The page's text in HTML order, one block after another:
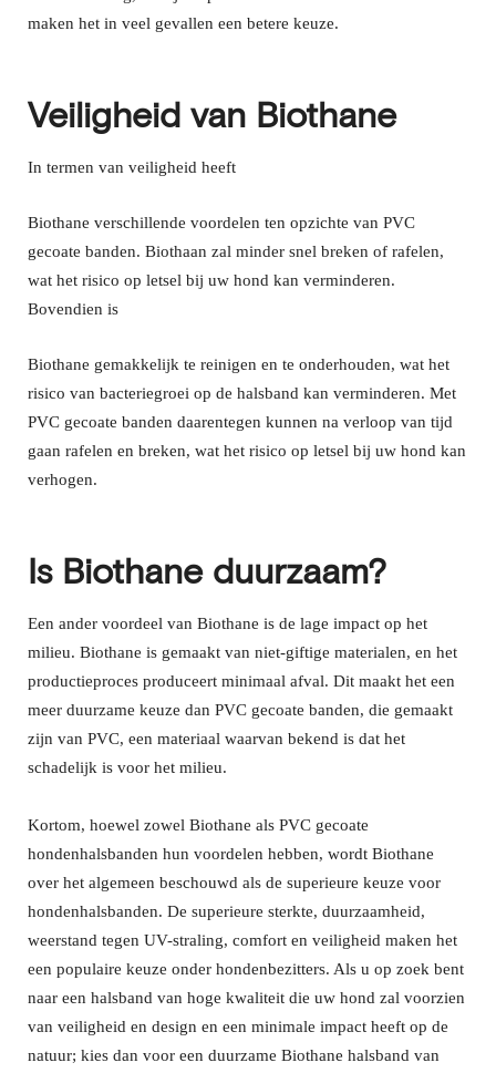
maken het in veel gevallen een betere keuze.
Veiligheid van Biothane
In termen van veiligheid heeft
Biothane verschillende voordelen ten opzichte van PVC
gecoate banden. Biothaan zal minder snel breken of rafelen,
wat het risico op letsel bij uw hond kan verminderen.
Bovendien is
Biothane gemakkelijk te reinigen en te onderhouden, wat het
risico van bacteriegroei op de halsband kan verminderen. Met
PVC gecoate banden daarentegen kunnen na verloop van tijd
gaan rafelen en breken, wat het risico op letsel bij uw hond kan
verhogen.
Is Biothane duurzaam?
Een ander voordeel van Biothane is de lage impact op het
milieu. Biothane is gemaakt van niet-giftige materialen, en het
productieproces produceert minimaal afval. Dit maakt het een
meer duurzame keuze dan PVC gecoate banden, die gemaakt
zijn van PVC, een materiaal waarvan bekend is dat het
schadelijk is voor het milieu.
Kortom, hoewel zowel Biothane als PVC gecoate
hondenhalsbanden hun voordelen hebben, wordt Biothane
over het algemeen beschouwd als de superieure keuze voor
hondenhalsbanden. De superieure sterkte, duurzaamheid,
weerstand tegen UV-straling, comfort en veiligheid maken het
een populaire keuze onder hondenbezitters. Als u op zoek bent
naar een halsband van hoge kwaliteit die uw hond zal voorzien
van veiligheid en design en een minimale impact heeft op de
natuur; kies dan voor een duurzame Biothane halsband van